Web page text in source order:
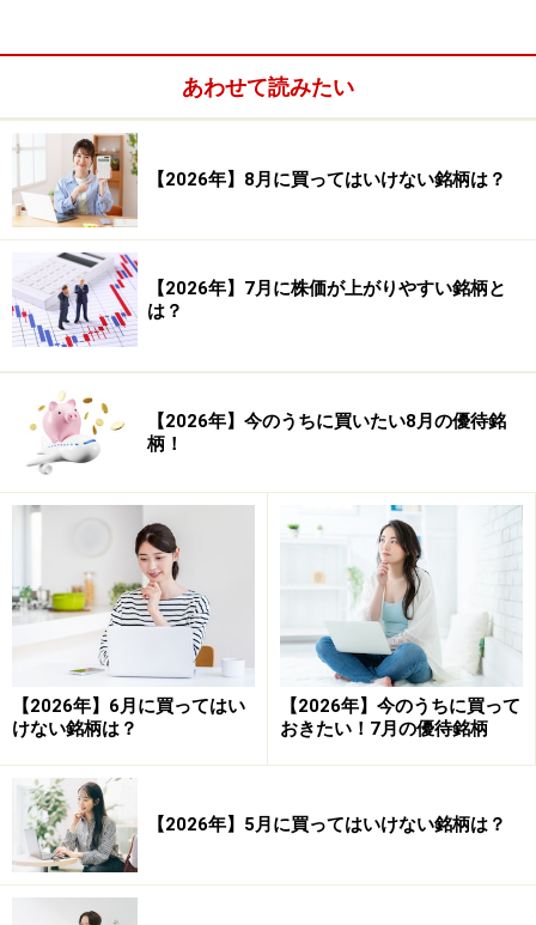
システムトレードの達人
勝率：46.61％
勝ち数：2,311回
負け数：2,647回
引き分け数：49回
平均損益（円）：－1,400円 平均損益（率）：－
0.70％
平均利益（円）：13,634円 平均利益（率）：
6.82％
あわせて読みたい
【2026年】8月に買ってはいけない銘柄は？
【2026年】7月に株価が上がりやすい銘柄と
は？
【2026年】今のうちに買いたい8月の優待銘
柄！
【2026年】6月に買ってはい
けない銘柄は？
【2026年】今のうちに買って
おきたい！7月の優待銘柄
【2026年】5月に買ってはいけない銘柄は？